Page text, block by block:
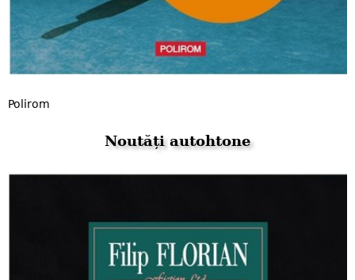
Polirom
Noutăți autohtone